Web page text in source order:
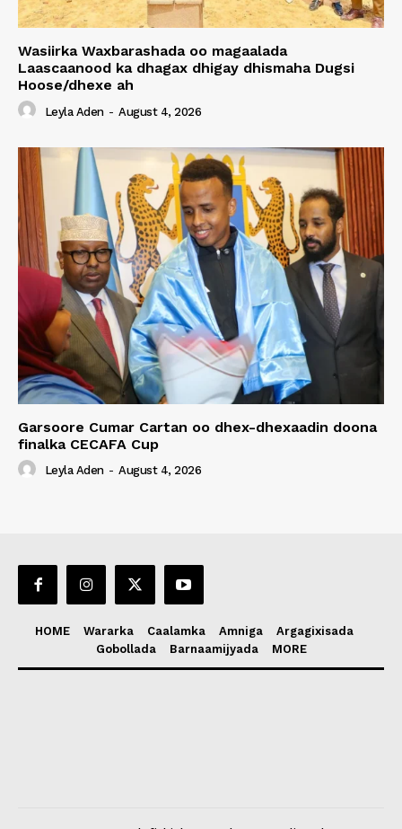
Wasiirka Waxbarashada oo magaalada
Laascaanood ka dhagax dhigay dhismaha Dugsi
Hoose/dhexe ah
Leyla Aden - August 4, 2026
Garsoore Cumar Cartan oo dhex-dhexaadin doona
finalka CECAFA Cup
Leyla Aden - August 4, 2026
HOME Wararka Caalamka Amniga
Argagixisada
Gobollada
Barnaamijyada MORE